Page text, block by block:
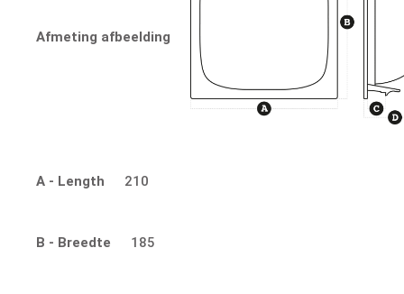
Afmeting afbeelding
A - Length 210
B - Breedte 185